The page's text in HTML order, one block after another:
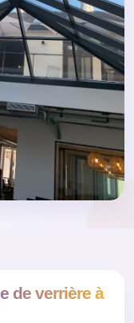
de verrière à